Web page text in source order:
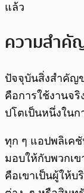
แล้ว
ความสำคั
ปัจจุบันสิ่งสำคัญ
คือการใช้งานจ
ปโตเป็นหนึ่งในก
ทุก ๆ แอปพลิเค
มอบให้กับพวกเข
คือเขาเป็นผู้ให้